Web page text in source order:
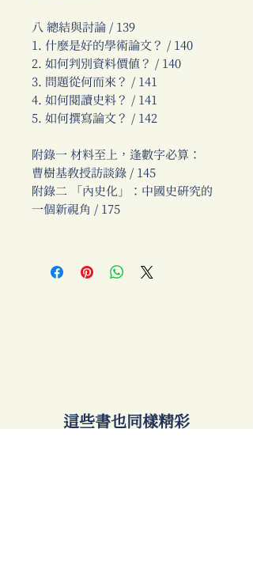
八 總結與討論 / 139
1. 什麼是好的學術論文？ / 140
2. 如何判別資料價值？ / 140
3. 問題從何而來？ / 141
4. 如何閱讀史料？ / 141
5. 如何撰寫論文？ / 142
附錄一 材料至上，逢數字必算：
曹樹基教授訪談錄 / 145
附錄二 「內史化」：中國史研究的
一個新視角 / 175
​這些書也同樣精彩